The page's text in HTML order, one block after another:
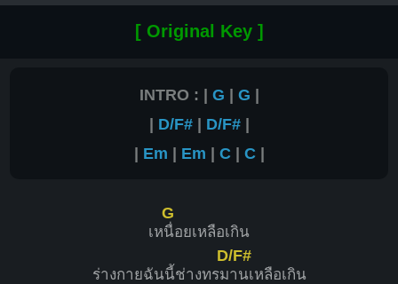
[ Original Key ]
INTRO : | G | G |
| D/F#| D/F#|
| Em | Em | C | C |
เห
G
นื่อยเหลือเกิน
ร่างกายฉันนี้ช่างทรม
D/F#
านเหลือเกิน